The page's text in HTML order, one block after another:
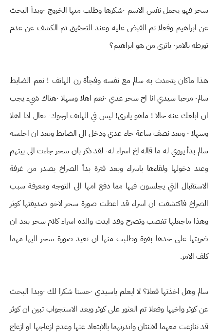
سحر فهو يحمل نفس الاسم ٠شكرها وطلب منها الخروج ٠وبدأ البحث
عن ابراهيم وفعلا تم القبض عليه وعند التحقيق تم الكشف عن عدم
تورطه بالامر٠ ياترى من هو ابراهيم؟
هذا ماكان يتحدث به سالم مع نفسه وفجأة رن الهاتف ! نعم الضابط
سالم٠ مرحبا سيدي انا اخ سحر عدي ٠نعم اهلا وسهلا ٠هناك شيء يجب
ان ابلغك عنه حالا ! ماهو ياترى! ليس في الهاتف ارجوك٠ تعال اذا اهلا
وسهلا ٠ وبعد نصف ساعة جاء عدي ودخل الى الضابط وبعد ان اجلسه
سالم بدأ يروي له ما قاله اخ اسراء له٠ لقد ذكر بان سحر جاءت الى بيتهم
وعند دخولها ولقاءها باسراء وبعد فترة بدأ الصراخ يصدر من غرفة
الاستقبال التي يجلسون فيها مما دفع امها الى التوجه ومعرفة سبب
الصراخ فاكتشفت ان اسراء قد اعطت صورة سحر لاخو صديقتها كوثر
وهذا ماجعلها تغضب وتصرخ وقد ايدت والدة اسراء كلام سحر بعد ان
ضربتها على خدها بقوة وطلبت منها ان تعيد صورة سحر اليها مهما
كلف الامر.
سالم وهل اخذتها فعلا؟ لا ايعلم ياسيدي ٠حسنا شكرا لك ٠وبدا البحث
عن كوثر واخيها وفعلا تم العثور على كوثر وبعد الاستجواب تبين ان كوثر
قد تنازعت معهما الاثنتان وانذرتهما بالابتعاد عنها وعدم ازعاجها او ازعاج